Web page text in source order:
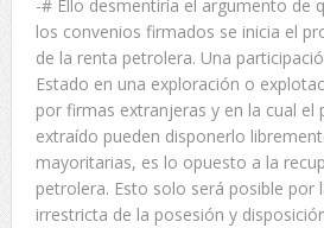
-# Ello desmentiría el argumento de
los convenios firmados se inicia el
de la renta petrolera. Una
Estado en una exploración o
por firmas extranjeras y en la cual el
extraído pueden disponerlo
mayoritarias, es lo opuesto a la
petrolera. Esto solo será posible por
irrestricta de la posesión y